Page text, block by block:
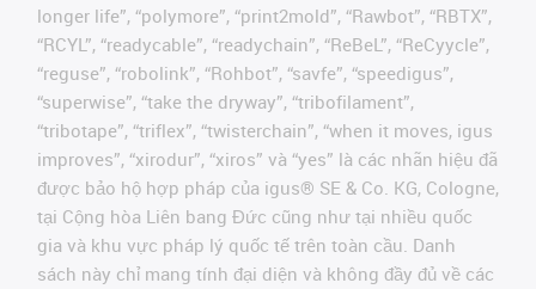
longer life”, “polymore”, “print2mold”, “Rawbot”, “RBTX”,
“RCYL”, “readycable”, “readychain”, “ReBeL”, “ReCyycle”,
“reguse”, “robolink”, “Rohbot”, “savfe”, “speedigus”,
“superwise”, “take the dryway”, “tribofilament”,
“tribotape”, “triflex”, “twisterchain”, “when it moves, igus
improves”, “xirodur”, “xiros” và “yes” là các nhãn hiệu đã
được bảo hộ hợp pháp của igus® SE & Co. KG, Cologne,
tại Cộng hòa Liên bang Đức cũng như tại nhiều quốc
gia và khu vực pháp lý quốc tế trên toàn cầu. Danh
sách này chỉ mang tính đại diện và không đầy đủ về các